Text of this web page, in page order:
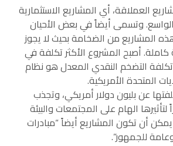
العملاقة، أي المشاريع الاستثمارية
وتسمى أيضاً في بعض الأحيان
المشاريع من الضخامة بحيث لا يجوز
كاملة. أصبح المشروع الأكثر تكلفة في
تكلفة التضخم النقدي المعدل هو نظام
المتحدة الأمريكية.
عن بليون دولار أمريكي، وتجذب
لتأثيرها الهام على المجتمعات والبيئة
يمكن أن تكون المشاريع أيضاً “مبادرات
للجمهور”.